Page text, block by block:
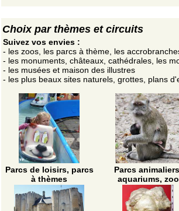
Choix par thèmes et circuits
Suivez vos envies :
- les zoos, les parcs à thème, les
- les monuments, châteaux, cathédrales, les
- les musées et maison des illustres
- les plus beaux sites naturels, grottes, plans
Parcs de loisirs, parcs
à thèmes
Parcs
aquariums, zoo